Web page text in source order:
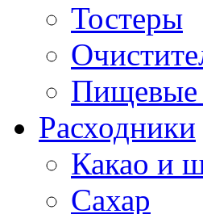
Тостеры
Пищевые
Расходники
Какао и
Сахар